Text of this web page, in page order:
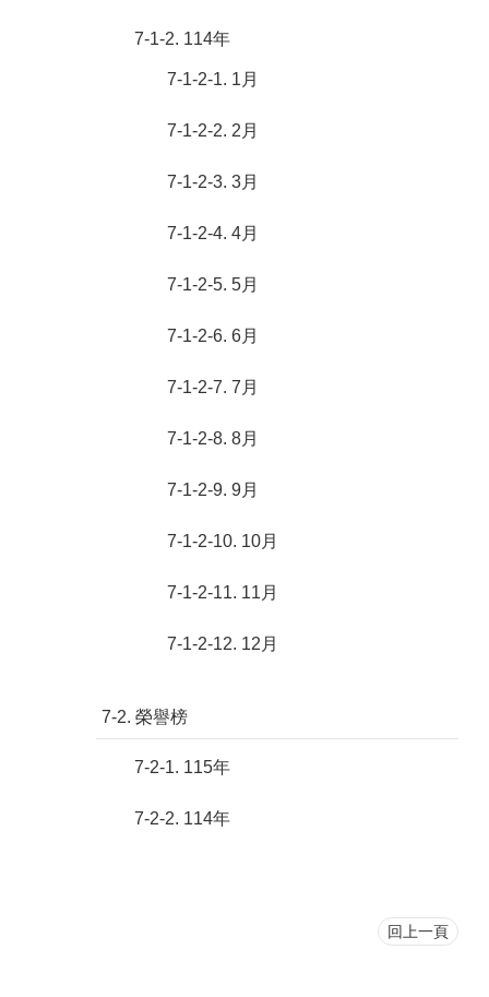
7-1-2. 114年
7-1-2-1. 1月
7-1-2-2. 2月
7-1-2-3. 3月
7-1-2-4. 4月
7-1-2-5. 5月
7-1-2-6. 6月
7-1-2-7. 7月
7-1-2-8. 8月
7-1-2-9. 9月
7-1-2-10. 10月
7-1-2-11. 11月
7-1-2-12. 12月
7-2. 榮譽榜
7-2-1. 115年
7-2-2. 114年
回上一頁